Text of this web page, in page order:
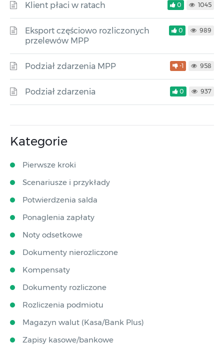
Klient płaci w ratach 0 1045
Eksport częściowo rozliczonych
przelewów MPP
0 989
Podział zdarzenia MPP -1 958
Podział zdarzenia 0 937
Kategorie
Pierwsze kroki
Scenariusze i przykłady
Potwierdzenia salda
Ponaglenia zapłaty
Noty odsetkowe
Dokumenty nierozliczone
Kompensaty
Dokumenty rozliczone
Rozliczenia podmiotu
Magazyn walut (Kasa/Bank Plus)
Zapisy kasowe/bankowe